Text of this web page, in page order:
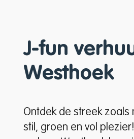
J-fun
Westhoek
Ontdek de streek zoals
stil, groen en vol